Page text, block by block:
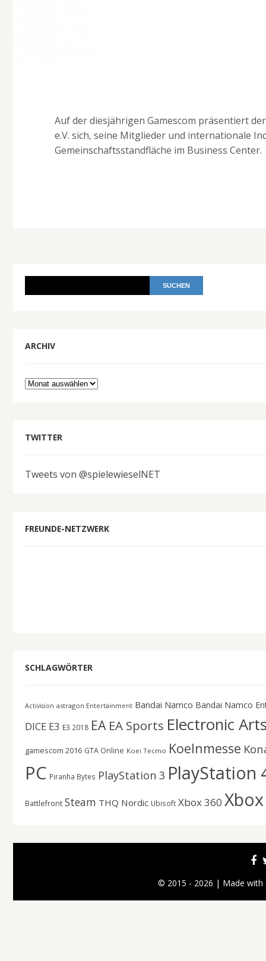
Auf der diesjährigen Gamescom präsentiert
e.V. sich, seine Mitglieder und internationale
Gemeinschaftsstandfläche im Business Center.
ARCHIV
Archiv
TWITTER
Tweets von @spielewieselNET
FREUNDE-NETZWERK
SCHLAGWÖRTER
Activision astragon Entertainment Bandai Namco Bandai Namco
DICE E3 E3 2018 EA EA Sports Electronic
gamescom 2016 GTA Online Koei Tecmo Koelnmesse
PC Piranha Bytes PlayStation 3 PlayStation
Battlefront Steam THQ Nordic Ubisoft Xbox 360
© 2015 - 2026 | Made